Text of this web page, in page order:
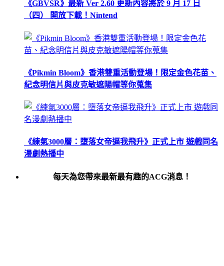
《GBVSR》最新 Ver 2.60 更新內容將於 9 月 17 日
（四） 開放下載！Nintend
《Pikmin Bloom》香港雙重活動登場！限定金色花苗、
紀念明信片與皮克敏遮陽帽等你蒐集
《練氣3000層：墮落女帝逼我飛升》正式上市 遊戲同名
漫劇熱播中
每天為您帶來最新最有趣的ACG消息！